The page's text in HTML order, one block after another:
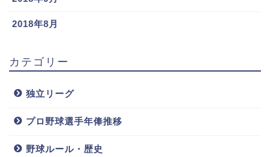
2018年8月
カテゴリー
独立リーグ
プロ野球選手年俸推移
野球ルール・歴史